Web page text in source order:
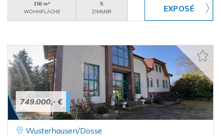
156 m²
WOHNFLÄCHE
5
ZIMMER
749.000,- €
Wusterhausen/Dosse